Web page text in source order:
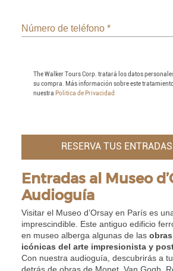
Número de teléfono *
The Walker Tours Corp. tratará los datos
su compra. Más información sobre este
nuestra Politica de Privacidad
RESERVA TUS
Entradas al Museo
Audioguía
Visitar el Museo d’Orsay en París es
imprescindible. Este antiguo edificio
en museo alberga algunas de las
icónicas del arte impresionista y
Con nuestra audioguía, descubrirás a